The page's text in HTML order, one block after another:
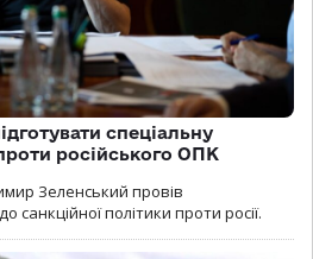
спеціальну
російського ОПК
Зеленський провів
політики проти росії.